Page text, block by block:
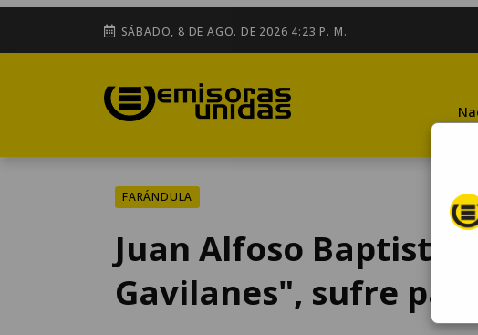
SÁBADO, 8 DE AGO. DE 2026 4:23 P. M.
FARÁNDULA
Juan Alfoso Baptista,
Gavilanes", sufre